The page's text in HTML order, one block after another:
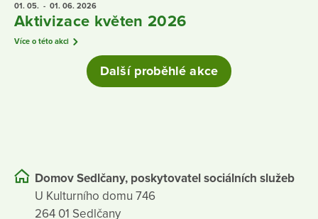
01. 05. - 01. 06. 2026
Aktivizace květen 2026
Více o této akci
Další proběhlé akce
Domov Sedlčany, poskytovatel sociálních služeb
U Kulturního domu 746
264 01 Sedlčany